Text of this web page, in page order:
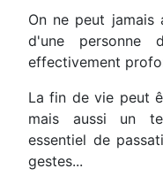
On ne peut
d'une personne
effectivement
La fin de vie peut
mais aussi un
essentiel de
gestes...